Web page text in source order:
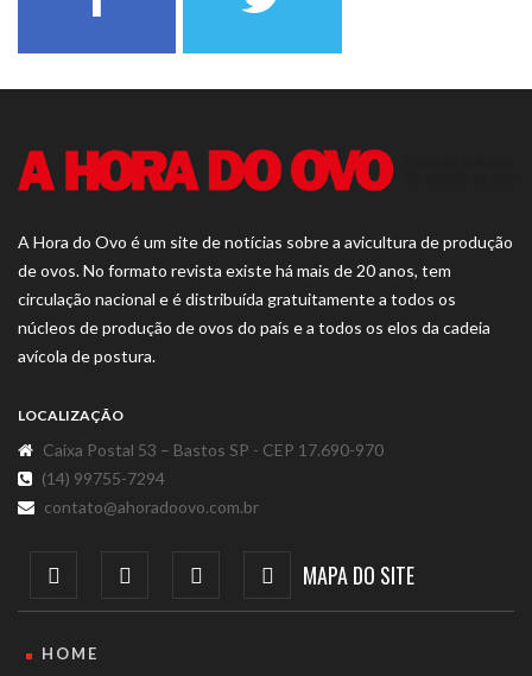
A Hora do Ovo é um site de notícias sobre a avicultura de produção
de ovos. No formato revista existe há mais de 20 anos, tem
circulação nacional e é distribuída gratuitamente a todos os
núcleos de produção de ovos do país e a todos os elos da cadeia
avícola de postura.
LOCALIZAÇÃO
Caixa Postal 53 – Bastos SP - CEP 17.690-970
(14) 99755-7294
contato@ahoradoovo.com.br
MAPA DO SITE
HOME